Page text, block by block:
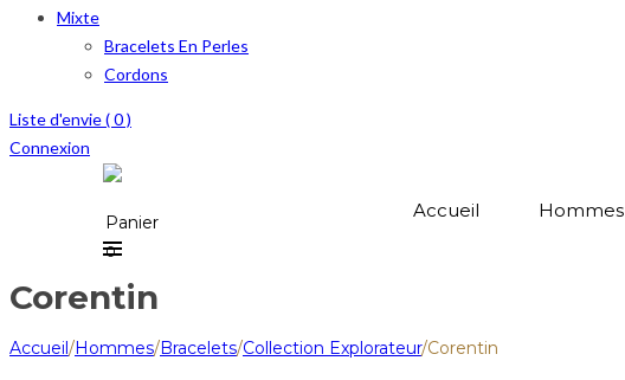
Mixte
Bracelets En Perles
Cordons
Liste d'envie (0)
Connexion
Accueil Hommes
Panier
0
Corentin
Accueil/Hommes/Bracelets/Collection Explorateur/Corentin